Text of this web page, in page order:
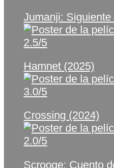
Jumanji: Siguiente
2.5/5
Hamnet (2025)
3.0/5
Crossing (2024)
2.0/5
Scrooge: Cuento